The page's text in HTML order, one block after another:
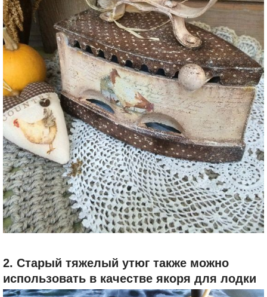
2. Старый тяжелый утюг также можно
использовать в качестве якоря для лодки